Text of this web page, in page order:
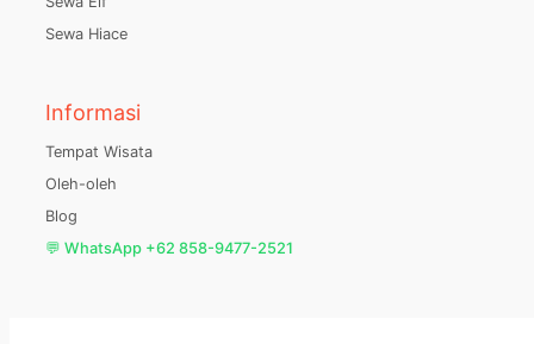
Sewa Hiace
Informasi
Tempat Wisata
Oleh-oleh
Blog
💬 WhatsApp +62 858-9477-2521